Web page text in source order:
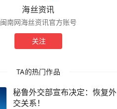
海丝资讯
闽南网海丝资讯官方账号
关注
TA的热门作品
秘鲁外交部宣布决定：恢复外
交关系！